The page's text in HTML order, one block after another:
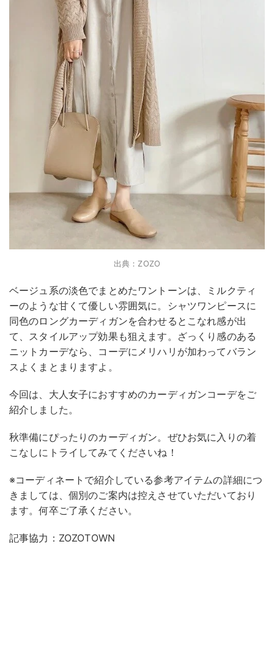
出典：ZOZO
ベージュ系の淡色でまとめたワントーンは、ミルクティ
ーのような甘くて優しい雰囲気に。シャツワンピースに
同色のロングカーディガンを合わせるとこなれ感が出
て、スタイルアップ効果も狙えます。ざっくり感のある
ニットカーデなら、コーデにメリハリが加わってバラン
スよくまとまりますよ。
今回は、大人女子におすすめのカーディガンコーデをご
紹介しました。
秋準備にぴったりのカーディガン。ぜひお気に入りの着
こなしにトライしてみてくださいね！
※コーディネートで紹介している参考アイテムの詳細につ
きましては、個別のご案内は控えさせていただいており
ます。何卒ご了承ください。
記事協力：ZOZOTOWN